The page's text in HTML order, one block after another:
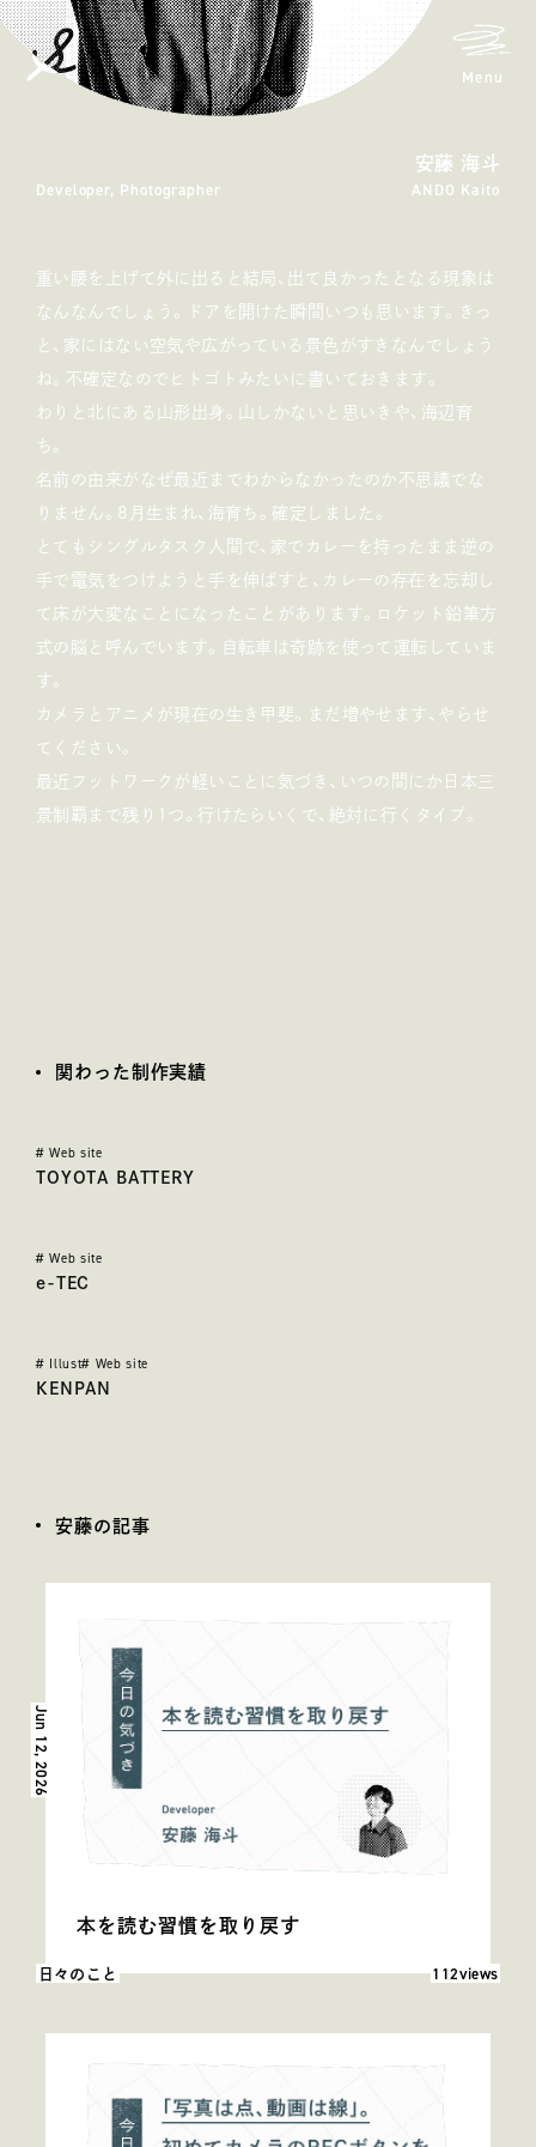
spicato| スピッカート
メニ
Menu
安藤 海斗
ANDO Kaito
Developer, Photographer
重い腰を上げて外に出ると結局、出て良かったとなる現象は
なんなんでしょう。ドアを開けた瞬間いつも思います。きっ
と、家にはない空気や広がっている景色がすきなんでしょう
ね。不確定なのでヒトゴトみたいに書いておきます。
わりと北にある山形出身。山しかないと思いきや、海辺育
ち。
名前の由来がなぜ最近までわからなかったのか不思議でな
りません。8月生まれ、海育ち。確定しました。
とてもシングルタスク人間で、家でカレーを持ったまま逆の
手で電気をつけようと手を伸ばすと、カレーの存在を忘却し
て床が大変なことになったことがあります。ロケット鉛筆方
式の脳と呼んでいます。自転車は奇跡を使って運転していま
す。
カメラとアニメが現在の生き甲斐。まだ増やせます、やらせ
てください。
最近フットワークが軽いことに気づき、いつの間にか日本三
景制覇まで残り
つ。行けたらいくで、絶対に行くタイプ。
関わった制作実績
TOYOTA BATTERY
# Web site
e-TEC
# Web site
KENPAN
# Illust# Web site
安藤の記事
Jun 12, 2026
本を読む習慣を取り戻す
日々のこと 閲覧数: 112
112views